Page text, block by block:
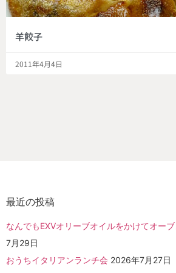
羊餃子
2011年4月4日
最近の投稿
なんでもEXVオリーブオイルをかけてオー
7月29日
おうちイタリアンランチ会 2026年7月27日